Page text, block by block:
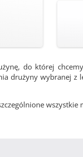
do której
drużyny wybranej z